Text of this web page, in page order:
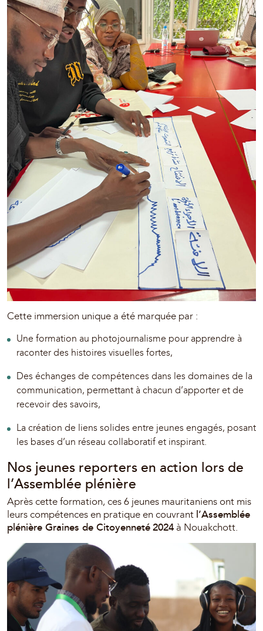
Cette immersion unique a été marquée par :
Une formation au photojournalisme pour apprendre à
raconter des histoires visuelles fortes,
Des échanges de compétences dans les domaines de la
communication, permettant à chacun d’apporter et de
recevoir des savoirs,
La création de liens solides entre jeunes engagés, posant
les bases d’un réseau collaboratif et inspirant.
Nos jeunes reporters en action lors de
l’Assemblée plénière
Après cette formation, ces 6 jeunes mauritaniens ont mis
leurs compétences en pratique en couvrant l’Assemblée
plénière Graines de Citoyenneté2024 à Nouakchott.